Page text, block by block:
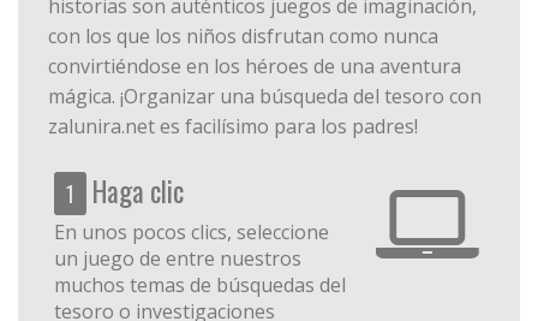
historias son auténticos juegos de imaginación,
con los que los niños disfrutan como nunca
convirtiéndose en los héroes de una aventura
mágica. ¡Organizar una búsqueda del tesoro con
zalunira.net es facilísimo para los padres!
1 Haga clic
En unos pocos clics, seleccione
un juego de entre nuestros
muchos temas de búsquedas del
tesoro o investigaciones